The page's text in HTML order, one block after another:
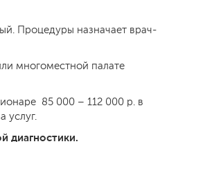
Процедуры назначает врач-
многоместной палате
85 000 – 112 000 р. в
услуг.
диагностики.